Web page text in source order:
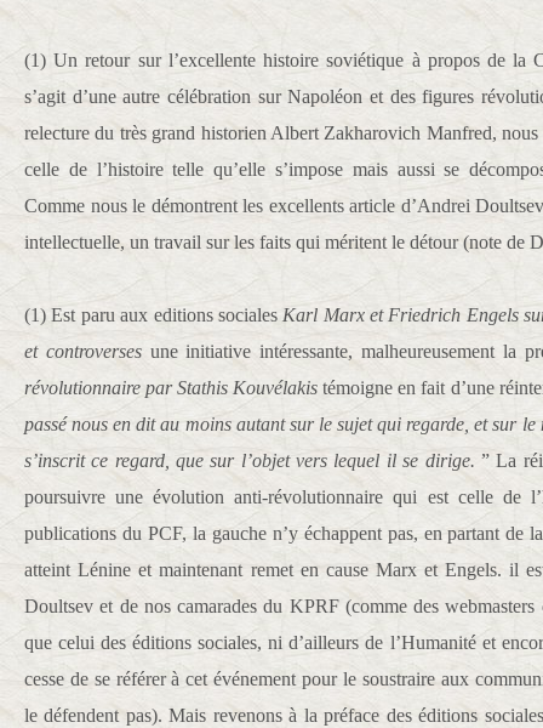
(1) Un retour sur l’excellente histoire soviétique à propos de la
s’agit d’une autre célébration sur Napoléon et des figures
relecture du très grand historien Albert Zakharovich Manfred,
celle de l’histoire telle qu’elle s’impose mais aussi se
Comme nous le démontrent les excellents article d’Andrei
intellectuelle, un travail sur les faits qui méritent le détour (note de
(1) Est paru aux editions sociales Karl Marx et Friedrich Engels
et controversesune initiative intéressante, malheureusement la
révolutionnaire par Stathis Kouvélakistémoigne en fait d’une
passé nous en dit au moins autant sur le sujet qui regarde, et sur
s’inscrit ce regard, que sur l’objet vers lequel il se dirige. ” La
poursuivre une évolution anti-révolutionnaire qui est celle de
publications du PCF, la gauche n’y échappent pas, en partant de
atteint Lénine et maintenant remet en cause Marx et Engels. il
Doultsev et de nos camarades du KPRF (comme des webmasters
que celui des éditions sociales, ni d’ailleurs de l’Humanité et
cesse de se référer à cet événement pour le soustraire aux
le défendent pas). Mais revenons à la préface des éditions